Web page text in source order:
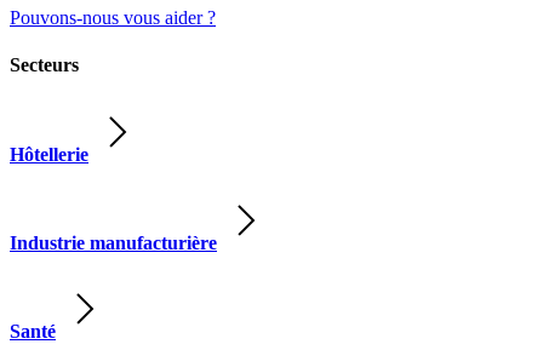
Pouvons-nous vous aider ?
Secteurs
Hôtellerie
Industrie manufacturière
Santé